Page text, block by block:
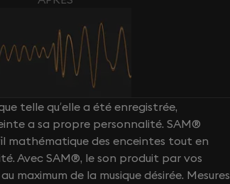
telle qu’elle a été enregistrée,
a sa propre personnalité. SAM®
mathématique des enceintes tout en
Avec SAM®, le son produit par vos
maximum de la musique désirée. Mesures